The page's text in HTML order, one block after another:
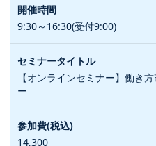
9:30～16:30(受付9:00)
【オンラインセミナー】働き
ー
14,300